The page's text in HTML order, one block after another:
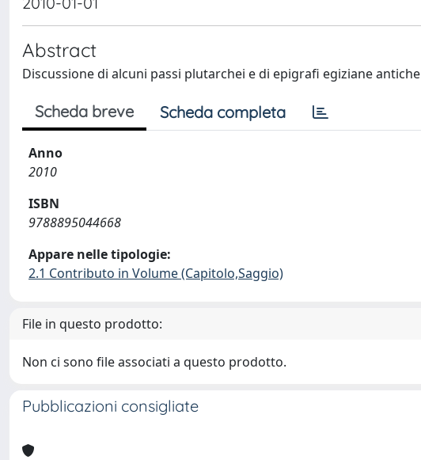
Abstract
Discussione di alcuni passi plutarchei e di epigrafi egiziane antiche
Scheda breve Scheda completa
Anno
2010
ISBN
9788895044668
Appare nelle tipologie:
2.1 Contributo in Volume (Capitolo,Saggio)
File in questo prodotto:
Non ci sono file associati a questo prodotto.
Pubblicazioni consigliate